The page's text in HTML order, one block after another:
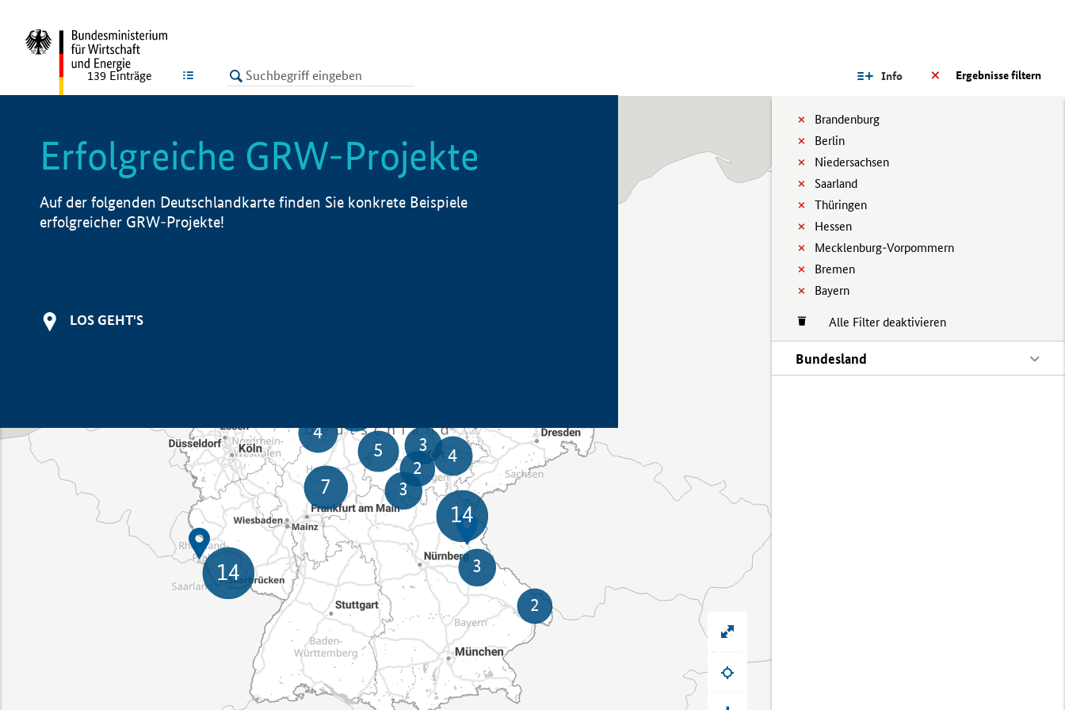
LISTE Ergebnisse filtern
Info
Brandenburg
Berlin
Niedersachsen
Saarland
Thüringen
Hessen
Mecklenburg-Vorpommern
Bremen
Bayern
Alle Filter deaktivieren
Bundesland
139 Einträge
Erfolgreiche GRW-Projekte
Auf der folgenden Deutschlandkarte finden Sie konkrete Beispiele
erfolgreicher GRW-Projekte!
LOS GEHT'S